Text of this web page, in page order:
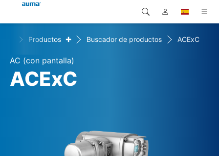
Productos
Soluciones
Global
Europa
Búsqueda
Productos + Buscador de productos ACExC
AC (con pantalla)
ACExC